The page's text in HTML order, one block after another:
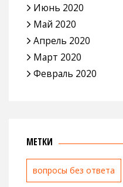
Июнь 2020
Май 2020
Апрель 2020
Март 2020
Февраль 2020
МЕТКИ
вопросы без ответа